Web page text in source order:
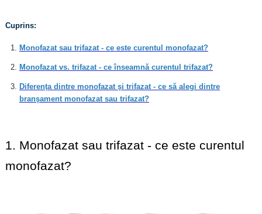
Cuprins:
Monofazat sau trifazat - ce este curentul monofazat?
Monofazat vs. trifazat - ce înseamnă curentul trifazat?
Diferenţa dintre monofazat şi trifazat - ce să alegi dintre
branşament monofazat sau trifazat?
1. Monofazat sau trifazat - ce este curentul
monofazat?